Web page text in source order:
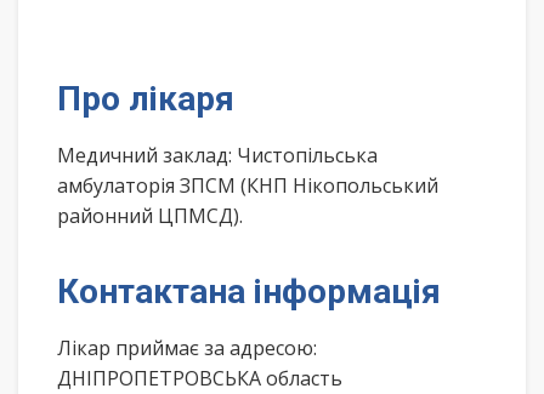
Про лікаря
Медичний заклад: Чистопільська
амбулаторія ЗПСМ (КНП Нікопольський
районний ЦПМСД).
Контактана інформація
Лікар приймає за адресою:
ДНІПРОПЕТРОВСЬКА область